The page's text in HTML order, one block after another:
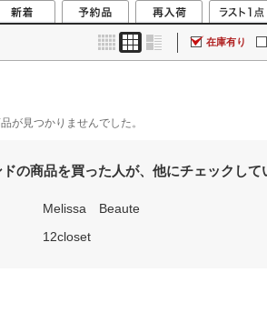
小限に抑えます。
表地は、420T超撥水高密度ナ
つきにくい仕上げになってお
また、表地の裏面にACコー
軽くて、暖かく、どの環境下
在庫有り
が見つかりませんでした。
の商品を買った人が、他にチェックして
Melissa Beaute
12closet